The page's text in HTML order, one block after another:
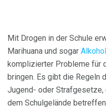
Mit Drogen in der Schule
Marihuana und sogar Alkohol
komplizierter Probleme für
bringen. Es gibt die Regeln
Jugend- oder
dem Schulgelände